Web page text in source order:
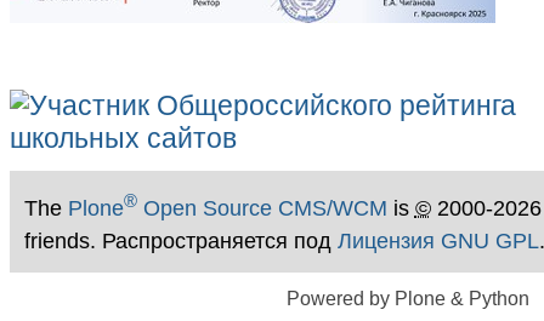
The Plone®Open Source CMS/WCM is ©2000-
friends. Распространяется под Лицензия GNU GPL.
Powered by Plone & Python